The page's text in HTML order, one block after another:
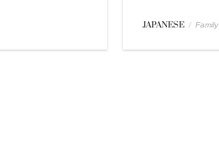
JAPANESE / Family